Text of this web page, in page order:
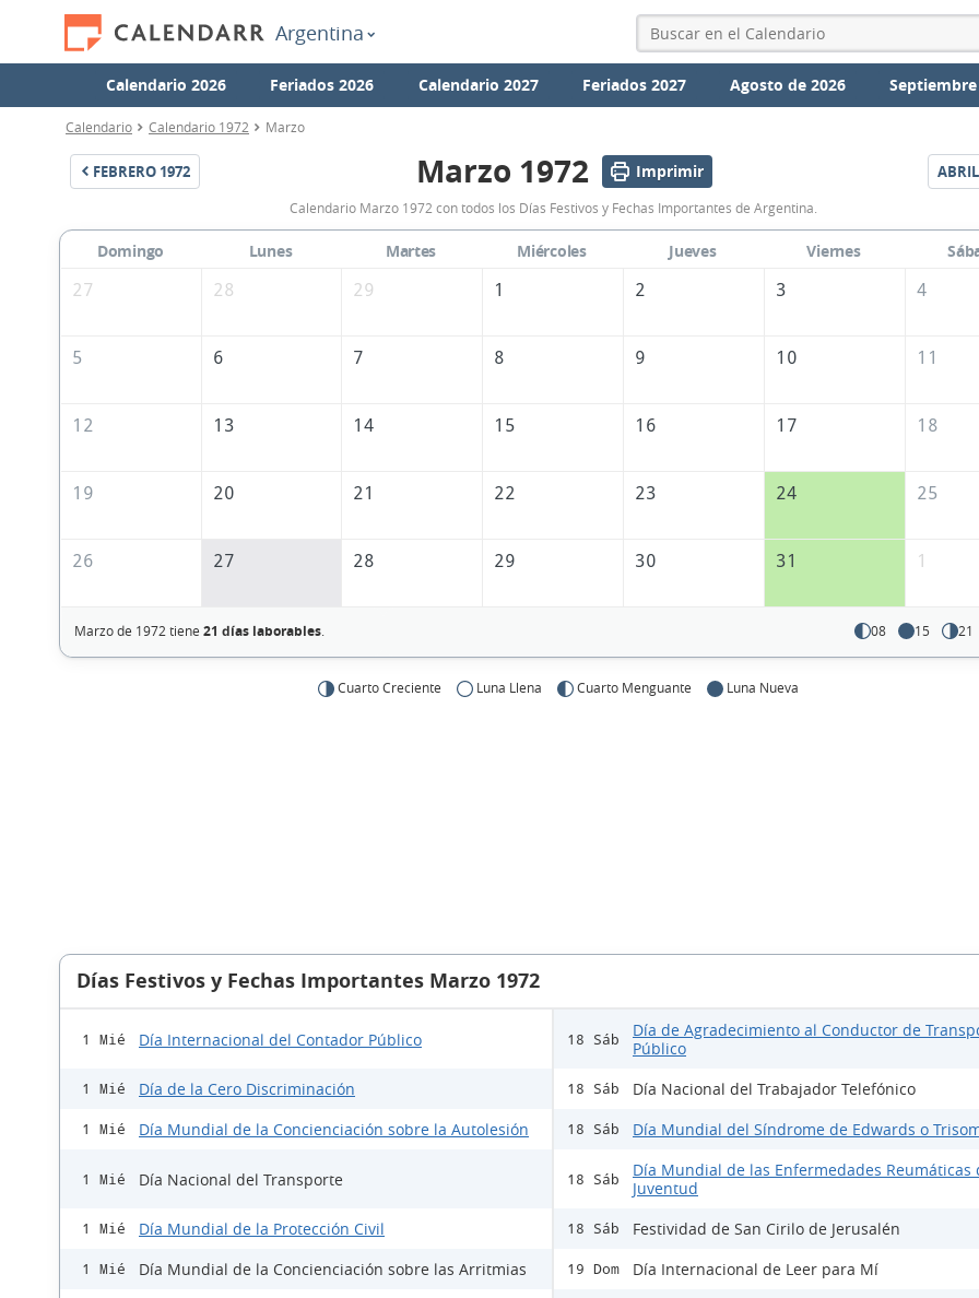
Argentina
Calendario 2026 Feriados 2026 Calendario 2027 Feriados 2027 Agosto de 2026
Calendario Calendario 1972 Marzo
FEBRERO 1972
Calendario
Marzo
1972
Argentina
Marzo 1972 Imprimir ABRIL
Calendario Marzo 1972 con todos los Días Festivos y Fechas Importantes de Argentina.
Domingo Lunes Martes Miércoles Jueves Viernes
27
28 29 1 2 3 4
5 6 7 8 9 10 11
12 13 14 15 16 17 18
19 20 21 22 23 24 25
26 27 28 29 30 31 1
Marzo de 1972 tiene 21 días laborables. 08 15 21
Cuarto Creciente Luna Llena Cuarto Menguante Luna Nueva
Días Festivos y Fechas Importantes Marzo 1972
1 Mié Día Internacional del Contador Público
1 Mié Día de la Cero Discriminación
1 Mié Día Mundial de la Concienciación sobre la Autolesión
1 Mié Día Nacional del Transporte
1 Mié Día Mundial de la Protección Civil
1 Mié Día Mundial de la Concienciación sobre las Arritmias
18 Sáb
Día de Agradecimiento al Conductor de
Público
18 Sáb Día Nacional del Trabajador Telefónico
18 Sáb Día Mundial del Síndrome de Edwards o
18 Sáb
Día Mundial de las Enfermedades Reumáticas
Juventud
18 Sáb Festividad de San Cirilo de Jerusalén
19 Dom Día Internacional de Leer para Mí